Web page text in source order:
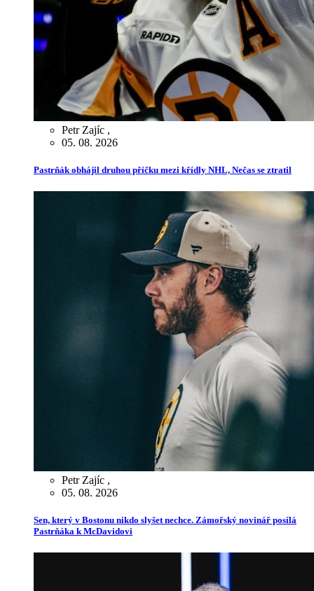
Petr Zajíc ,
05. 08. 2026
Pastrňák obhájil druhou příčku mezi křídly NHL, Nečas se ztratil
Petr Zajíc ,
05. 08. 2026
Sen, který v Bostonu nikdo slyšet nechce. Zámořský novinář posílá
Pastrňáka k McDavidovi